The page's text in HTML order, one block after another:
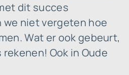
dit succes
niet vergeten hoe
Wat er ook gebeurt,
Ook in Oude